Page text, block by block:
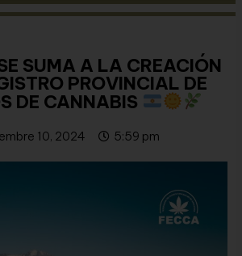
SUMA A LA CREACIÓN
PROVINCIAL DE
DE CANNABIS
10, 2024 5:59 pm